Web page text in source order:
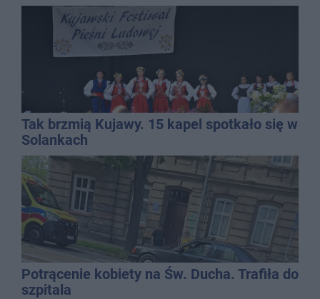
Tak brzmią Kujawy. 15 kapel spotkało się w
Solankach
Potrącenie kobiety na Św. Ducha. Trafiła do
szpitala